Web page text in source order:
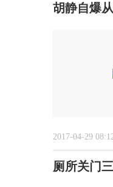
胡静自爆
2017-04-29
厕所关门